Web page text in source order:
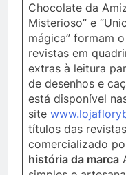
Chocolate da
Misterioso” e
mágica” formam
revistas em
extras à leitura
de desenhos e
está disponível
site
títulos das
comercializado
história da marca